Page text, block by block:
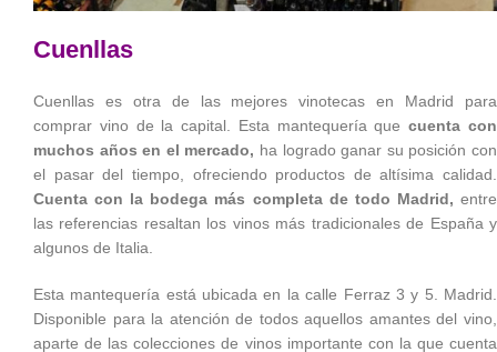
Cuenllas
Cuenllas es otra de las mejores vinotecas en Madrid para
comprar vino de la capital. Esta mantequería quecuenta con
muchos años en el mercado, ha logrado ganar su posición con
el pasar del tiempo, ofreciendo productos de altísima calidad.
Cuenta con la bodega más completa de todo Madrid, entre
las referencias resaltan los vinos más tradicionales de España y
algunos de Italia.
Esta mantequería está ubicada en la calle Ferraz 3 y 5. Madrid.
Disponible para la atención de todos aquellos amantes del vino,
aparte de las colecciones de vinos importante con la que cuenta